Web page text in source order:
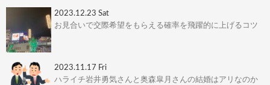
2023.12.23 Sat
お見合いで交際希望をもらえる確率を飛躍的に上げるコツ
2023.11.17 Fri
ハライチ岩井勇気さんと奥森皐月さんの結婚はアリなのか